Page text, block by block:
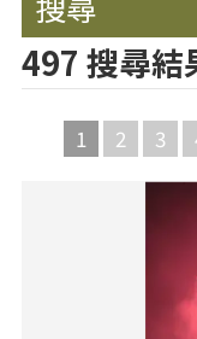
497 搜尋結
1 2 3